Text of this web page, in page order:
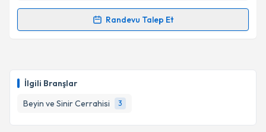
İlgili Branşlar
Beyin ve Sinir Cerrahisi
3
kapsamda işlenmesini kabul ediyorum.
Randevu Talep Et
Randevu Takvimi Talebi
takvim hazırlandığında e-posta ile bilgilendireceğiz.